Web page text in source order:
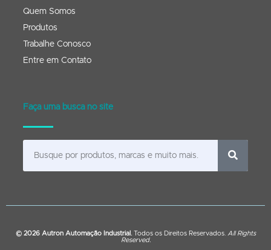
Quem Somos
Produtos
Trabalhe Conosco
Entre em Contato
Faça uma busca no site
© 2026 Autron Automação Industrial. Todos os Direitos Reservados. All Rights
Reserved.